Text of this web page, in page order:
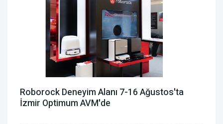
Roborock Deneyim Alanı 7-16 Ağustos'ta
İzmir Optimum AVM'de